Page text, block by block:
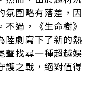
氛圍略有落差，因
過，《生命樹》
陸劇寫下了新的熱
聲找尋一種超越娛
護之戰，絕對值得